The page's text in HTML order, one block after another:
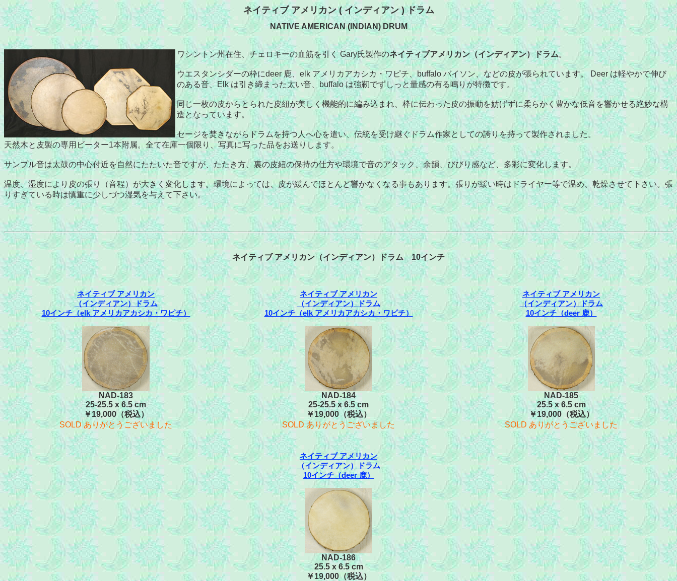
ネイティブ アメリカン ( インディアン ) ドラム
NATIVE AMERICAN (INDIAN) DRUM
ワシントン州在住、チェロキーの血筋を引く Gary氏製作のネイティブアメリカン（インディアン）ドラム。
ウエスタンシダーの枠にdeer 鹿、elk アメリカアカシカ・ワピチ、buffalo バイソン、などの皮が張られています。 Deer は軽やかで伸び
のある音、Elk は引き締まった太い音、buffalo は強靭でずしっと量感の有る鳴りが特徴です。
同じ一枚の皮からとられた皮紐が美しく機能的に編み込まれ、枠に伝わった皮の振動を妨げずに柔らかく豊かな低音を響かせる絶妙な構
造となっています。
セージを焚きながらドラムを持つ人へ心を遣い、伝統を受け継ぐドラム作家としての誇りを持って製作されました。
天然木と皮製の専用ビーター1本附属。全て在庫一個限り、写真に写った品をお送りします。
サンプル音は太鼓の中心付近を自然にたたいた音ですが、たたき方、裏の皮紐の保持の仕方や環境で音のアタック、余韻、びびり感など、多彩に変化します。
温度、湿度により皮の張り（音程）が大きく変化します。環境によっては、皮が緩んでほとんど響かなくなる事もあります。張りが緩い時はドライヤー等で温め、乾燥させて下さい。張
りすぎている時は慎重に少しづつ湿気を与えて下さい。
ネイティブ アメリカン（インディアン）ドラム 10インチ
ネイティブ アメリカン
（インディアン）ドラム
10インチ（elk アメリカアカシカ・ワピチ）
NAD-183
25-25.5 x 6.5 cm
￥19,000（税込）
SOLD ありがとうございました
ネイティブ アメリカン
（インディアン）ドラム
10インチ（elk アメリカアカシカ・ワピチ）
NAD-184
25-25.5 x 6.5 cm
￥19,000（税込）
SOLD ありがとうございました
ネイティブ アメリカン
（インディアン）ドラム
10インチ（deer 鹿）
NAD-185
25.5 x 6.5 cm
￥19,000（税込）
SOLD ありがとうございました
ネイティブ アメリカン
（インディアン）ドラム
10インチ（deer 鹿）
NAD-186
25.5 x 6.5 cm
￥19,000（税込）